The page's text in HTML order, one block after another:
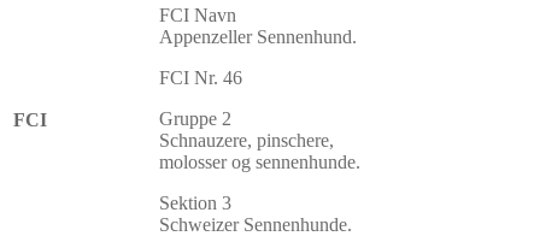
FCI
FCI Navn
Appenzeller Sennenhund.
FCI Nr. 46
Gruppe 2
Schnauzere, pinschere,
molosser og sennenhunde.
Sektion 3
Schweizer Sennenhunde.